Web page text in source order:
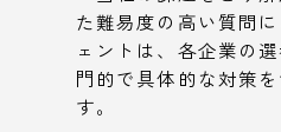
た難易度の高い質問
ェントは、各企業の
門的で具体的な対策
す。